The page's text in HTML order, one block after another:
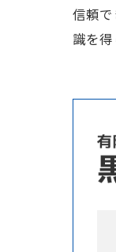
信頼
識を得